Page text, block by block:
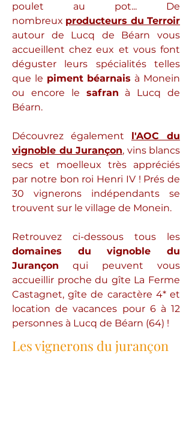
poulet au pot... De
nombreux producteurs du Terroir
autour de Lucq de Béarn vous
accueillent chez eux et vous font
déguster leurs spécialités telles
que le piment béarnais à Monein
ou encore le safran à Lucq de
Béarn.
Découvrez également l'AOC du
vignoble du Jurançon, vins blancs
secs et moelleux très appréciés
par notre bon roi Henri IV ! Prés de
30 vignerons indépendants se
trouvent sur le village de Monein.
Retrouvez ci-dessous tous les
domaines du vignoble du
Jurançon qui peuvent vous
accueillir proche du gîte La Ferme
Castagnet, gîte de caractère 4* et
location de vacances pour 6 à 12
personnes à Lucq de Béarn (64) !
Les vignerons du jurançon